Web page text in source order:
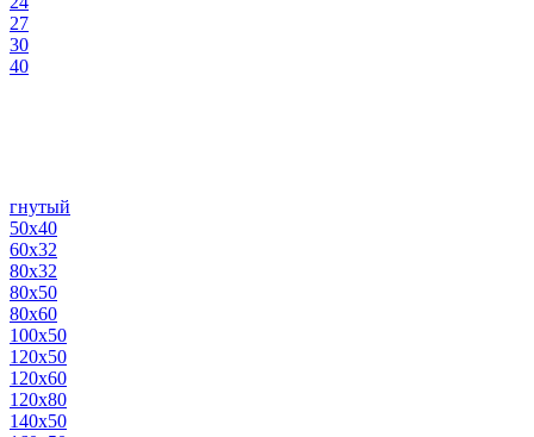
27
30
40
гнутый
50х40
60х32
80х32
80х50
80х60
100х50
120х50
120х60
120х80
140х50